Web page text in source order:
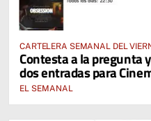
CARTELERA SEMANAL DEL
2026
Contesta a la pregunta
dos entradas para
EL SEMANAL